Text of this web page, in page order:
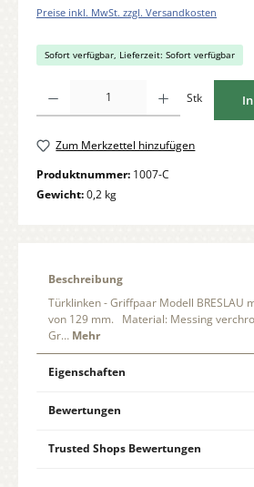
Preise inkl. MwSt. zzgl. Versandkosten
Sofort verfügbar, Lieferzeit: Sofort verfügbar
Stk
Zum Merkzettel hinzufügen
Produktnummer: 1007-C
Gewicht:0,2 kg
Beschreibung
Türklinken - Griffpaar Modell BRESLAU
von 129 mm. Material: Messing
Gr… Mehr
Eigenschaften
Bewertungen
Trusted Shops Bewertungen